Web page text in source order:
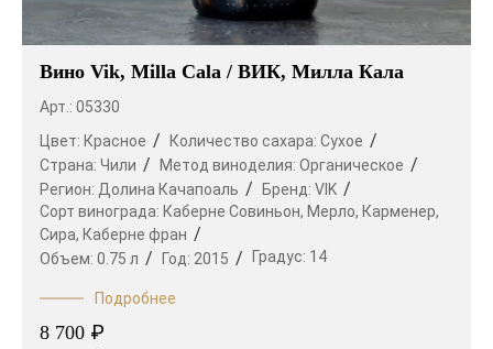
Вино Vik, Milla Cala / ВИК, Милла Кала
Арт.: 05330
Цвет: Красное Количество сахара: Сухое
Страна: Чили Метод виноделия: Органическое
Регион: Долина Качапоаль Бренд: VIK
Сорт винограда: Каберне Совиньон, Мерло, Карменер,
Сира, Каберне фран
Объем: 0.75 л Год: 2015 Градус: 14
Подробнее
8 700 ₽